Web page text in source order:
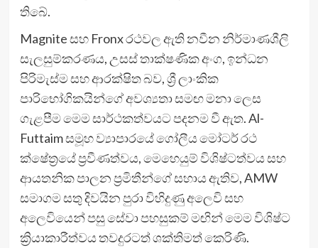
තිබේ.
Magnite සහ Fronx රථවල ඇති නවීන නිර්මාණශීලි
සැලසුම්කරණය, උසස් තාක්ෂණික අංග, ඉන්ධන
පිරිමැස්ම සහ ආරක්ෂිත බව, ශ්‍රී ලාංකික
පාරිභෝගිකයින්ගේ අවශ්‍යතා සමඟ මනා ලෙස
ගැළපීම මෙම සාර්ථකත්වයට පදනම වී ඇත. Al-
Futtaim සමූහ ව්‍යාපාරයේ ගෝලීය මෝටර් රථ
ක්ෂේත්‍රයේ ප්‍රවීණත්වය, මෙහෙයුම් විශිෂ්ටත්වය සහ
ආයතනික පාලන ප්‍රමිතීන්ගේ සහාය ඇතිව, AMW
සමාගම සතු දිවයින පුරා විහිදුණු අලෙවි සහ
අලෙවියෙන් පසු සේවා පහසුකම් මඟින් මෙම විශිෂ්ට
ක්‍රියාකාරීත්වය තවදුරටත් ශක්තිමත් කෙරිණි.